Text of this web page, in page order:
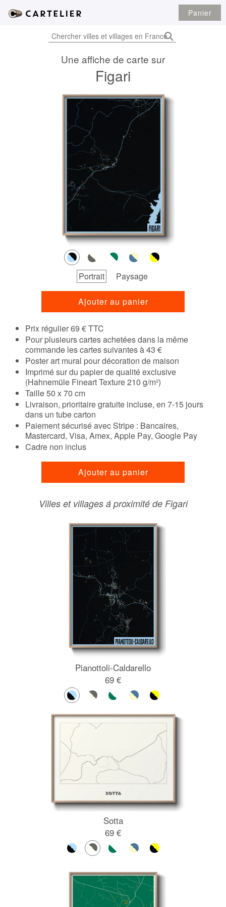
Panier
Une affiche de carte sur
Figari
Ajouter au panier
Prix régulier 69 € TTC
Pour plusieurs cartes achetées dans la même
commande les cartes suivantes à 43 €
Poster art mural pour décoration de maison
Imprimé sur du papier de qualité exclusive
(Hahnemüle Fineart Texture 210 g/m²)
Taille 50 x 70 cm
Livraison, prioritaire gratuite incluse, en 7-15 jours
dans un tube carton
Paiement sécurisé avec Stripe : Bancaires,
Mastercard, Visa, Amex, Apple Pay, Google Pay
Cadre non inclus
Ajouter au panier
Portrait Paysage
Villes et villages á proximité de Figari
Pianottoli-Caldarello
69 €
Sotta
69 €